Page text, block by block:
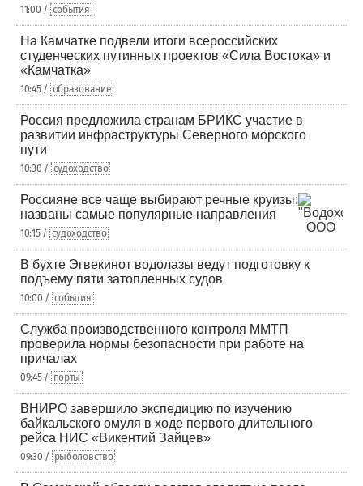
11:00 / события
На Камчатке подвели итоги всероссийских
студенческих путинных проектов «Сила Востока» и
«Камчатка»
10:45 / образование
Россия предложила странам БРИКС участие в
развитии инфраструктуры Северного морского
пути
10:30 / судоходство
Россияне все чаще выбирают речные круизы:
названы самые популярные направления
10:15 / судоходство
В бухте Эгвекинот водолазы ведут подготовку к
подъему пяти затопленных судов
10:00 / события
Служба производственного контроля ММТП
проверила нормы безопасности при работе на
причалах
09:45 / порты
ВНИРО завершило экспедицию по изучению
байкальского омуля в ходе первого длительного
рейса НИС «Викентий Зайцев»
09:30 / рыболовство